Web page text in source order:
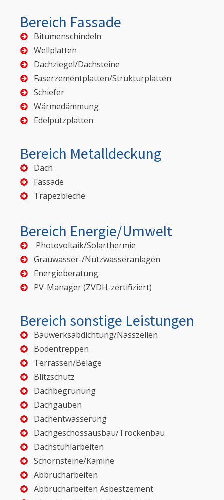
Bereich Fassade
Bitumenschindeln
Wellplatten
Dachziegel/Dachsteine
Faserzementplatten/Strukturplatten
Schiefer
Wärmedämmung
Edelputzplatten
Bereich Metalldeckung
Dach
Fassade
Trapezbleche
Bereich Energie/Umwelt
Photovoltaik/Solarthermie
Grauwasser-/Nutzwasseranlagen
Energieberatung
PV-Manager (ZVDH-zertifiziert)
Bereich sonstige Leistungen
Bauwerksabdichtung/Nasszellen
Bodentreppen
Terrassen/Beläge
Blitzschutz
Dachbegrünung
Dachgauben
Dachentwässerung
Dachgeschossausbau/Trockenbau
Dachstuhlarbeiten
Schornsteine/Kamine
Abbrucharbeiten
Abbrucharbeiten Asbestzement